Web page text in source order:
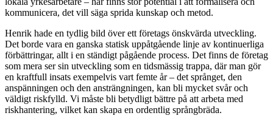
kommunicera, det vill säga sprida kunskap och metod.
Henrik hade en tydlig bild över ett företags önskvärda utveckling.
Det borde vara en ganska statisk uppåtgående linje av kontinuerliga
förbättringar, allt i en ständigt pågående process. Det finns de företag
som mera ser sin utveckling som en tidsmässig trappa, där man gör
en kraftfull insats exempelvis vart femte år – det språnget, den
anspänningen och den ansträngningen, kan bli mycket svår och
väldigt riskfylld. Vi måste bli betydligt bättre på att arbeta med
riskhantering, vilket kan skapa en ordentlig språngbräda.